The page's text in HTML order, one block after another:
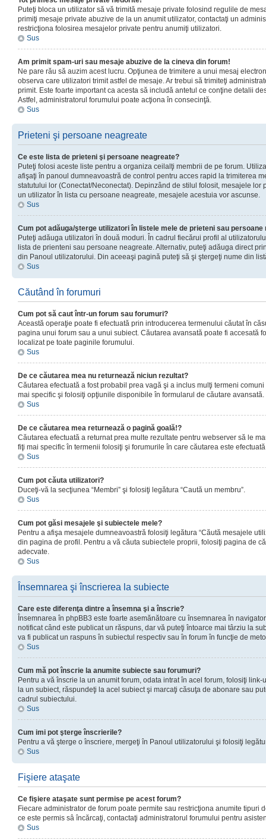
Puteţi bloca un utilizator să vă trimită mesaje private folosind regulile de
primiţi mesaje private abuzive de la un anumit utilizator, contactaţi un
restricţiona folosirea mesajelor private pentru anumiţi utilizatori.
Sus
Am primit spam-uri sau mesaje abuzive de la cineva din forum!
Ne pare rău să auzim acest lucru. Opţiunea de trimitere a unui mesaj
observa care utilizatori trimit astfel de mesaje. Ar trebui să trimiteţi
primit. Este foarte important ca acesta să includă antetul ce conţine detalii
Astfel, administratorul forumului poate acţiona în consecinţă.
Sus
Prieteni şi persoane neagreate
Ce este lista de prieteni şi persoane neagreate?
Puteţi folosi aceste liste pentru a organiza ceilalţi membrii de pe forum.
afişaţi în panoul dumneavoastră de control pentru acces rapid la trimiterea
statutului lor (Conectat/Neconectat). Depinzând de stilul folosit, mesajele lor
un utilizator în lista cu persoane neagreate, mesajele acestuia vor ascunse.
Sus
Cum pot adăuga/şterge utilizatori în listele mele de prieteni sau persoane
Puteţi adăuga utilizatori în două moduri. În cadrul fiecărui profil al
lista de prienteni sau persoane neagreate. Alternativ, puteţi adăuga direct
din Panoul utilizatorului. Din aceeaşi pagină puteţi să şi ştergeţi nume din
Sus
Căutând în forumuri
Cum pot să caut într-un forum sau forumuri?
Această operaţie poate fi efectuată prin introducerea termenului căutat în
pagina unui forum sau a unui subiect. Căutarea avansată poate fi accesată
localizat pe toate paginile forumului.
Sus
De ce căutarea mea nu returnează niciun rezultat?
Căutarea efectuată a fost probabil prea vagă şi a inclus mulţi termeni
mai specific şi folosiţi opţiunile disponibile în formularul de căutare avansată.
Sus
De ce căutarea mea returnează o pagină goală!?
Căutarea efectuată a returnat prea multe rezultate pentru webserver să le
fiţi mai specific în termenii folosiţi şi forumurile în care căutarea este
Sus
Cum pot căuta utilizatori?
Duceţi-vă la secţiunea “Membri” şi folosiţi legătura “Caută un membru”.
Sus
Cum pot găsi mesajele şi subiectele mele?
Pentru a afişa mesajele dumneavoastră folosiţi legătura “Căută mesajele
din pagina de profil. Pentru a vă căuta subiectele proprii, folosiţi pagina de
adecvate.
Sus
Însemnarea şi înscrierea la subiecte
Care este diferenţa dintre a însemna şi a înscrie?
Însemnarea în phpBB3 este foarte asemănătoare cu însemnarea în
notificat când este publicat un răspuns, dar vă puteţi întoarce mai târziu la
va fi publicat un raspuns în subiectul respectiv sau în forum în funcţie de
Sus
Cum mă pot înscrie la anumite subiecte sau forumuri?
Pentru a vă înscrie la un anumit forum, odata intrat în acel forum, folosiţi
la un subiect, răspundeţi la acel subiect şi marcaţi căsuţa de abonare sau
cadrul subiectului.
Sus
Cum imi pot şterge înscrierile?
Pentru a vă şterge o înscriere, mergeţi în Panoul utilizatorului şi folosiţi
Sus
Fişiere ataşate
Ce fişiere ataşate sunt permise pe acest forum?
Fiecare administrator de forum poate permite sau restricţiona anumite tipuri
ce este permis sâ încărcaţi, contactaţi administratorul forumului pentru
Sus